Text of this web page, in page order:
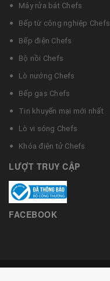
Máy rửa bát Chefs
Bếp từ công nghiệp Chefs
Bếp điện Chefs
Bộ nồi Chefs
Lò nướng Chefs
Bếp gas Chefs
Tin khuyến mại mới nhất
Lò vi sóng Chefs
Khóa điện tử Chefs
LƯỢT TRUY CẬP
FACEBOOK